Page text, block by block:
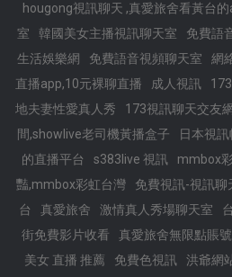
hougong視訊聊天 ,真愛旅舍看黃台
室
韓國美女主播視訊聊天室 免費語
生活娛樂網
免費語音視頻聊天室 網
直播app,10元裸聊直播
成人視訊
地夫妻性愛真人秀
173視訊聊天交友網
間,showlive老司機黃播盒子
日本視
的直播平台
s383live 視訊
mmbox
豔,mmbox彩虹台灣
免費視訊-視訊聊
台
真愛旅舍 激情真人秀場聊天室
街免費影片收看
真愛旅舍無限點賬號
美女 直播 推薦
免費色視訊 洪爺網